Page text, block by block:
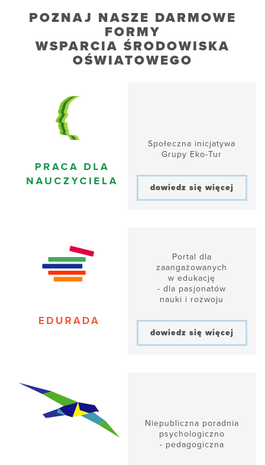
POZNAJ NASZE DARMOWE
FORMY
WSPARCIA ŚRODOWISKA
OŚWIATOWEGO
Społeczna inicjatywa
Grupy Eko-Tur
dowiedz się więcej
Portal dla
zaangażowanych
w edukację
- dla pasjonatów
nauki i rozwoju
dowiedz się więcej
Niepubliczna poradnia
psychologiczno
- pedagogiczna